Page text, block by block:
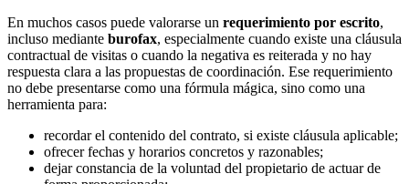
En muchos casos puede valorarse un requerimiento por escrito,
incluso mediante burofax, especialmente cuando existe una cláusula
contractual de visitas o cuando la negativa es reiterada y no hay
respuesta clara a las propuestas de coordinación. Ese requerimiento
no debe presentarse como una fórmula mágica, sino como una
herramienta para:
recordar el contenido del contrato, si existe cláusula aplicable;
ofrecer fechas y horarios concretos y razonables;
dejar constancia de la voluntad del propietario de actuar de